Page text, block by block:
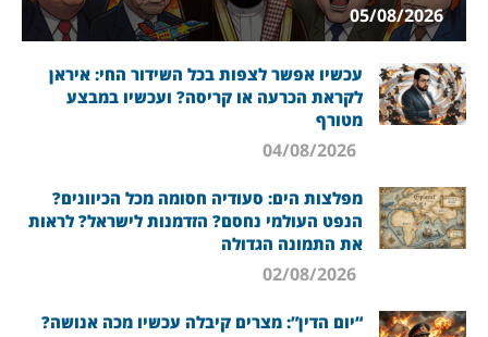
05/08/2026
עכשיו אפשר לצפות בכל השידור החי: איראן
לקראת הכרעה או קריסה? ועכשיו במבצע
מטורף
מפלצות הים: סעודיה חסומה מכל הכיוונים?
הנפט העולמי נחסם? הזדמנות לישראל? לראות
את התמונה הגדולה
“יום הדין”: מצרים קיבלה עכשיו מכה אנושה?